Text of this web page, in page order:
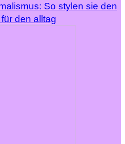
So stylen sie den
den alltag